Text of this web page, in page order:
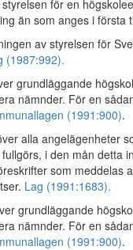
för en
än som anges i första
av styrelsen för
(1987:992).
grundläggande
nämnder. För en
(1991:900).
alla angelägenheter
i den mån detta
som meddelas
Lag (1991:1683).
grundläggande
nämnder. För en
(1991:900).